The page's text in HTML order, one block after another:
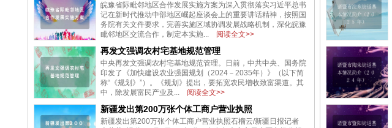
皖豫省际毗邻地区合作发展实施方案为深入贯彻落实习近平总书
记在新时代推动中部地区崛起座谈会上的重要讲话精神，按照国
务院有关文件要求，完善实施区域协调发展战略机制，深化皖豫
毗邻地区交流合作，制定本实施...
阅读全文>>
再发文强调农村宅基地规范管理
中央再发文强调农村宅基地规范管理。日前，中共中央、国务院
印发了《加快建设农业强国规划（2024－2035年）》（以下简
称“《规划》”）。《规划》提出，要拓宽农民增收致富渠道。其
中，除发展富民产业及...
阅读全文>>
新疆发出第200万张个体工商户营业执照
新疆发出第200万张个体工商户营业执照石榴云/新疆日报记者